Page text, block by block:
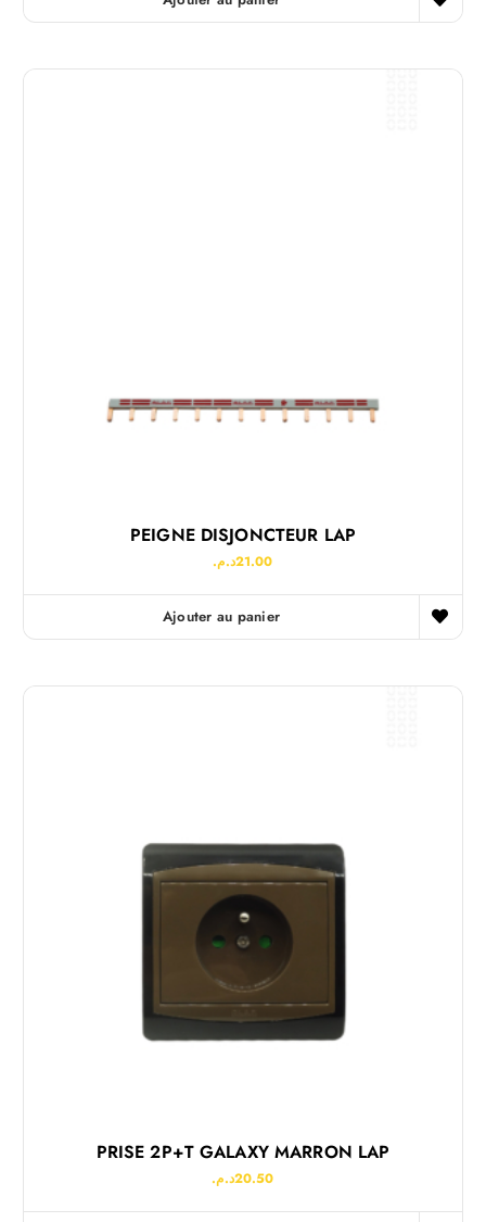
PEIGNE DISJONCTEUR LAP
21.00د.م.
Ajouter au panier
PRISE 2P+T GALAXY MARRON LAP
20.50د.م.